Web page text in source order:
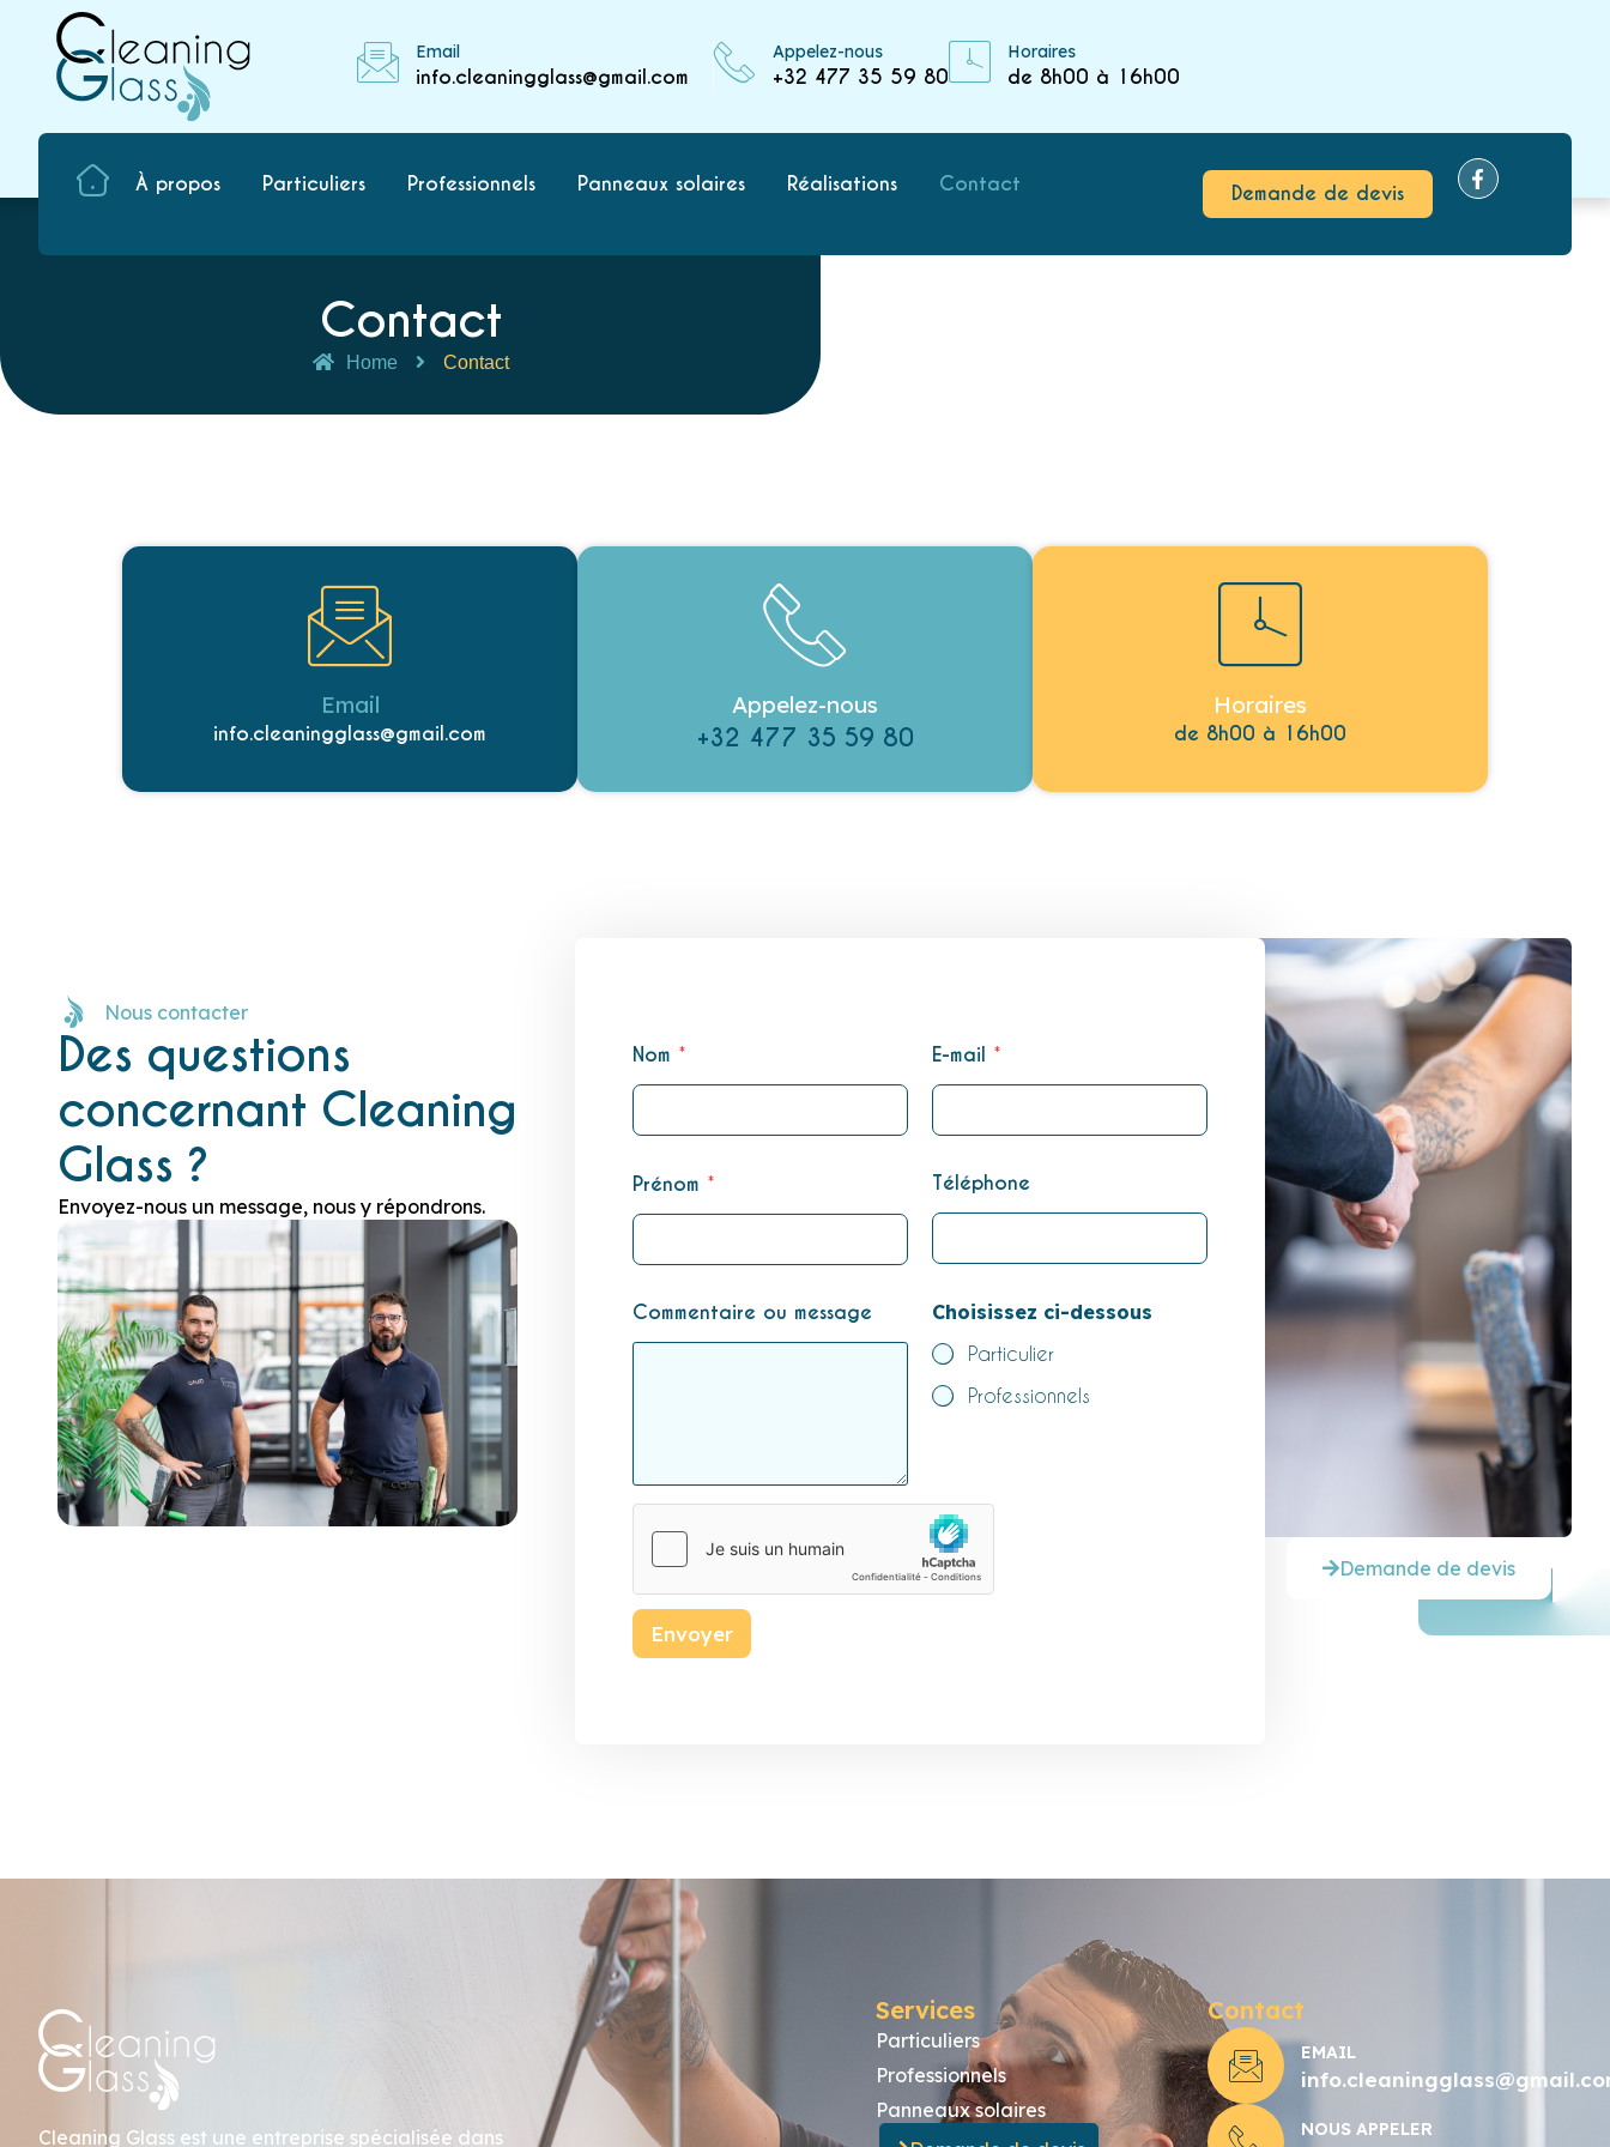
Email
info.cleaningglass@gmail.com
Appelez-nous
+32 477 35 59 80
Horaires
de 8h00 à 16h00
À propos Particuliers Professionnels Panneaux solaires Réalisations Contact Demande de devis
Contact
Home Contact
Email
info.cleaningglass@gmail.com
Appelez-nous
+32 477 35 59 80
Horaires
de 8h00 à 16h00
Nous contacter
Des questions
concernant Cleaning
Glass ?
Envoyez-nous un message, nous y répondrons.
e
n
P
é
n
o
Nom * E-mail *
Prénom * Téléphone
Commentaire ou message Choisissez ci-dessous
Particulier
Professionnels
Envoyer
Demande de devis
Cleaning Glass est une entreprise spécialisée dans
Services
Particuliers
Professionnels
Panneaux solaires
Contact
EMAIL
NOUS APPELER